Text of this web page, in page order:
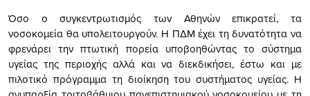
Όσο ο συγκεντρωτισμός των Αθηνών επικρατεί, τα
νοσοκομεία θα υπολειτουργούν. Η ΠΔΜ έχει τη δυνατότητα να
φρενάρει την πτωτική πορεία υποβοηθώντας το σύστημα
υγείας της περιοχής αλλά και να διεκδικήσει, έστω και με
πιλοτικό πρόγραμμα τη διοίκηση του συστήματος υγείας. Η